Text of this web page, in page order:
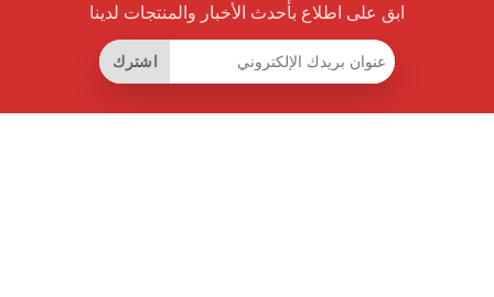
ابق على اطلاع بأحدث الأخبار والمنتجات لدينا
اشترك